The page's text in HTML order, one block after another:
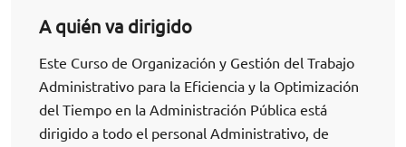
A quién va dirigido
Este Curso de Organización y Gestión del Trabajo
Administrativo para la Eficiencia y la Optimización
del Tiempo en la Administración Pública está
dirigido a todo el personal Administrativo, de